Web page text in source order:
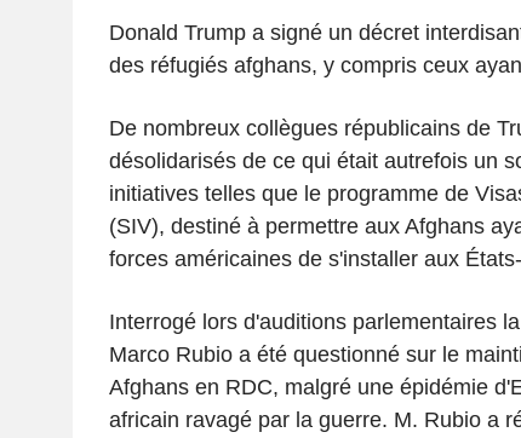
Donald Trump a signé un décret
des réfugiés afghans, y compris ceux
De nombreux collègues républicains de
désolidarisés de ce qui était autrefois un
initiatives telles que le programme de
(SIV), destiné à permettre aux Afghans
forces américaines de s'installer aux
Interrogé lors d'auditions parlementaires
Marco Rubio a été questionné sur le
Afghans en RDC, malgré une épidémie
africain ravagé par la guerre. M. Rubio a